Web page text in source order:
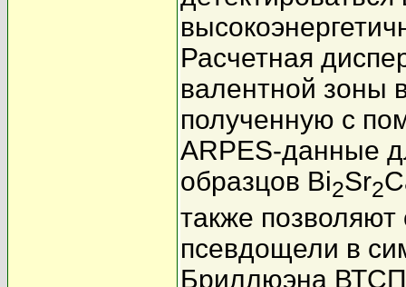
Расчетная
валентной зоны
полученную с
ARPES-данные
образцов Bi2Sr2
также позволяют
псевдощели в
Бриллюэна